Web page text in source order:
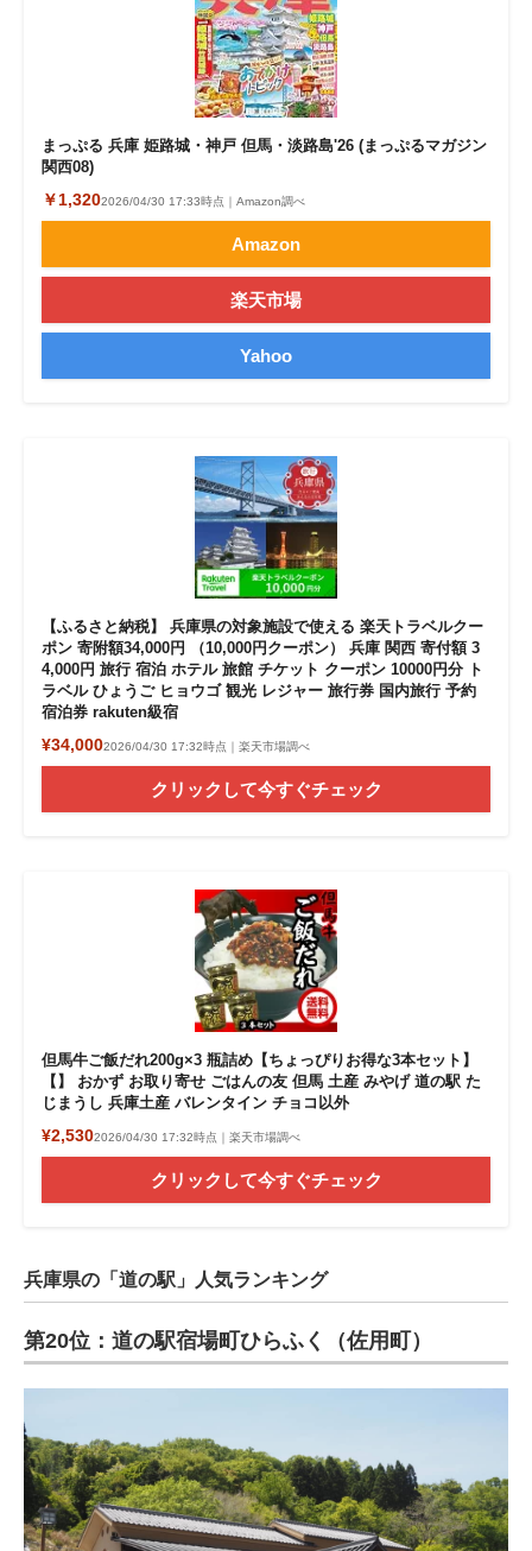
まっぷる 兵庫 姫路城・神戸 但馬・淡路島'26 (まっぷるマガジン
関西08)
￥1,3202026/04/30 17:33時点｜Amazon調べ
Amazon
楽天市場
Yahoo
【ふるさと納税】 兵庫県の対象施設で使える 楽天トラベルクー
ポン 寄附額34,000円 （10,000円クーポン） 兵庫 関西 寄付額 3
4,000円 旅行 宿泊 ホテル 旅館 チケット クーポン 10000円分 ト
ラベル ひょうご ヒョウゴ 観光 レジャー 旅行券 国内旅行 予約
宿泊券 rakuten級宿
¥34,0002026/04/30 17:32時点｜楽天市場調べ
クリックして今すぐチェック
但馬牛ご飯だれ200g×3 瓶詰め【ちょっぴりお得な3本セット】
【】 おかず お取り寄せ ごはんの友 但馬 土産 みやげ 道の駅 た
じまうし 兵庫土産 バレンタイン チョコ以外
¥2,5302026/04/30 17:32時点｜楽天市場調べ
クリックして今すぐチェック
兵庫県の「道の駅」人気ランキング
第20位：道の駅宿場町ひらふく（佐用町）